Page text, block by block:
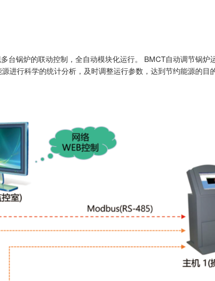
台锅炉的联动控制，全自动模块化运行。 BMCT自动调节锅
进行科学的统计分析，及时调整运行参数，达到节约能源的目的